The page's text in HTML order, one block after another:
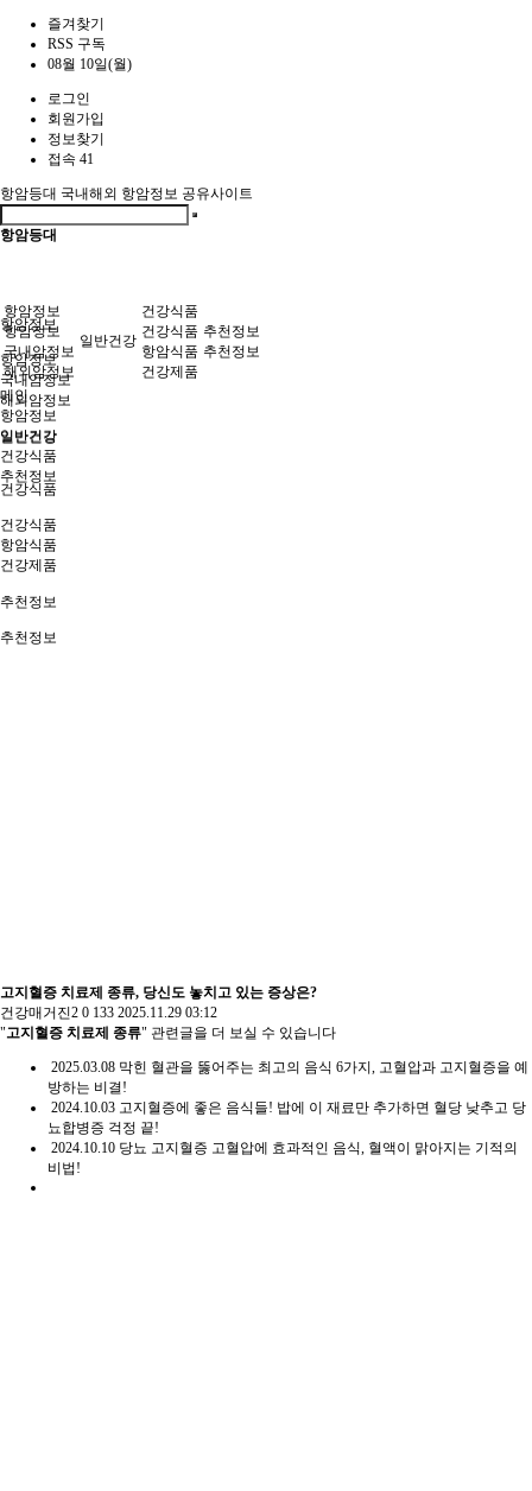
즐겨찾기
RSS 구독
08월 10일(월)
로그인
회원가입
정보찾기
접속 41
항암등대 국내해외 항암정보 공유사이트
항암등대
항암정보
항암정보
국내암정보
해외암정보
일반건강
건강식품
건강식품
항암식품
건강제품
추천정보
추천정보
항암정보
항암정보
국내암정보
해외암정보
일반건강
건강식품
건강식품
항암식품
건강제품
추천정보
추천정보
메인
항암정보
일반건강
건강식품
추천정보
고지혈증 치료제 종류, 당신도 놓치고 있는 증상은?
건강매거진2 0 133 2025.11.29 03:12
"고지혈증 치료제 종류" 관련글을 더 보실 수 있습니다
2025.03.08 막힌 혈관을 뚫어주는 최고의 음식 6가지, 고혈압과 고지혈증을 예
방하는 비결!
2024.10.03 고지혈증에 좋은 음식들! 밥에 이 재료만 추가하면 혈당 낮추고 당
뇨합병증 걱정 끝!
2024.10.10 당뇨 고지혈증 고혈압에 효과적인 음식, 혈액이 맑아지는 기적의
비법!